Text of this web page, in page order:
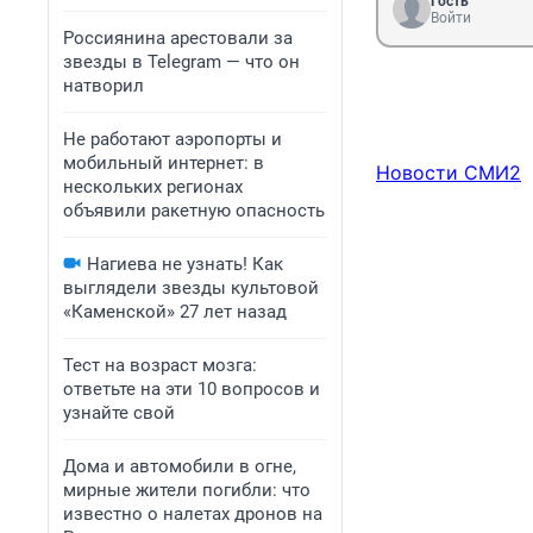
Россиянина арестовали за
звезды в Telegram — что он
натворил
Не работают аэропорты и
мобильный интернет: в
нескольких регионах
объявили ракетную опасность
Нагиева не узнать! Как
выглядели звезды культовой
«Каменской» 27 лет назад
Тест на возраст мозга:
ответьте на эти 10 вопросов и
узнайте свой
Дома и автомобили в огне,
мирные жители погибли: что
известно о налетах дронов на
Войти
Новости СМИ2